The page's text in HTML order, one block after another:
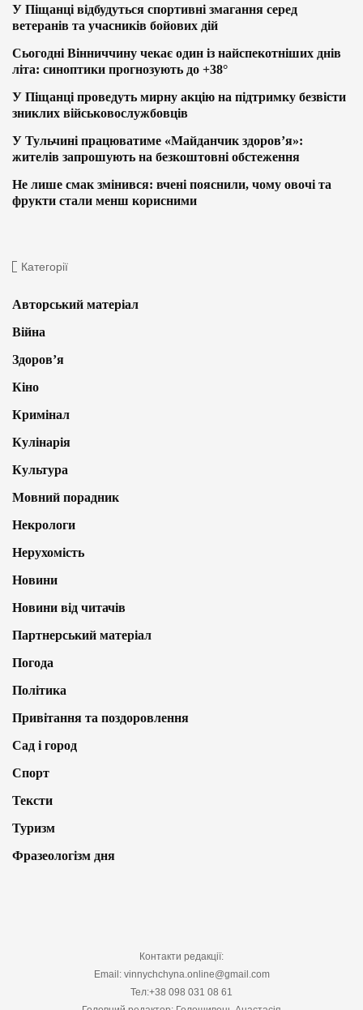
У Піщанці відбудуться спортивні змагання серед
ветеранів та учасників бойових дій
Сьогодні Вінниччину чекає один із найспекотніших днів
літа: синоптики прогнозують до +38°
У Піщанці проведуть мирну акцію на підтримку безвісти
зниклих військовослужбовців
У Тульчині працюватиме «Майданчик здоров’я»:
жителів запрошують на безкоштовні обстеження
Не лише смак змінився: вчені пояснили, чому овочі та
фрукти стали менш корисними
Категорії
Авторський матеріал
Війна
Здоров’я
Кіно
Кримінал
Кулінарія
Культура
Мовний порадник
Некрологи
Нерухомість
Новини
Новини від читачів
Партнерський матеріал
Погода
Політика
Привітання та поздоровлення
Сад і город
Спорт
Тексти
Туризм
Фразеологізм дня
Контакти редакції:
Email: vinnychchyna.online@gmail.com
Тел:+38 098 031 08 61